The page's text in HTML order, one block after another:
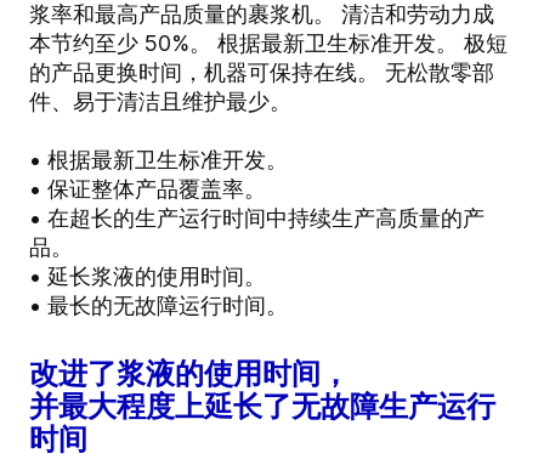
浆率和最高产品质量的裹浆机。 清洁和劳动力成
本节约至少 50%。 根据最新卫生标准开发。 极短
的产品更换时间，机器可保持在线。 无松散零部
件、易于清洁且维护最少。
• 根据最新卫生标准开发。
• 保证整体产品覆盖率。
• 在超长的生产运行时间中持续生产高质量的产
品。
• 延长浆液的使用时间。
• 最长的无故障运行时间。
改进了浆液的使用时间，
并最大程度上延长了无故障生产运行
时间